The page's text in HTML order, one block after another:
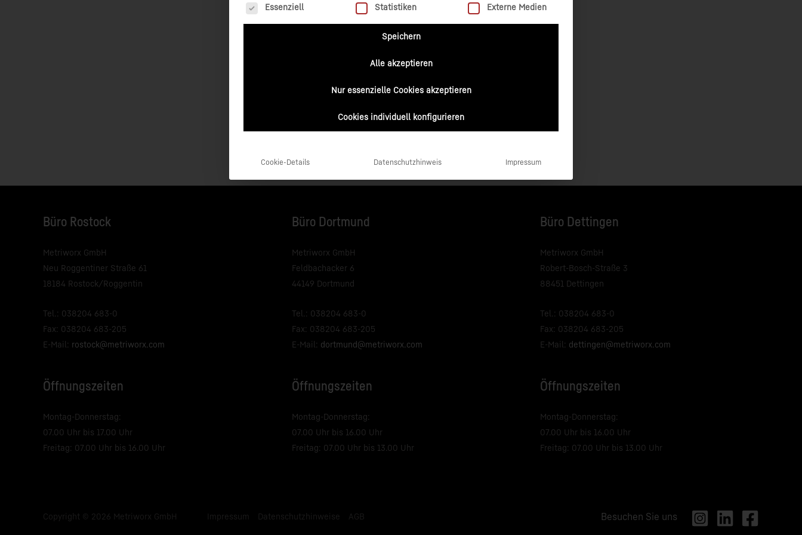
Büro Rostock
Metriworx GmbH
Neu Roggentiner Straße 61
18184 Rostock/Roggentin
Tel.: 038204 683-0
Fax: 038204 683-205
E-Mail: rostock@metriworx.com
Öffnungszeiten
Montag-Donnerstag:
07.00 Uhr bis 17.00 Uhr
Freitag: 07.00 Uhr bis 16.00 Uhr
Büro Dortmund
Metriworx GmbH
Feldbachacker 6
44149 Dortmund
Tel.: 038204 683-0
Fax: 038204 683-205
E-Mail: dortmund@metriworx.com
Öffnungszeiten
Montag-Donnerstag:
07.00 Uhr bis 16.00 Uhr
Freitag: 07.00 Uhr bis 13.00 Uhr
Büro Dettingen
Metriworx GmbH
Robert-Bosch-Straße 3
88451 Dettingen
Tel.: 038204 683-0
Fax: 038204 683-205
E-Mail: dettingen@metriworx.com
Öffnungszeiten
Montag-Donnerstag:
07.00 Uhr bis 16.00 Uhr
Freitag: 07.00 Uhr bis 13.00 Uhr
Copyright © 2026 Metriworx GmbH Impressum Datenschutzhinweise AGB Besuchen Sie uns
Es folgt eine Liste der Service-Gruppen, für die eine Einwilligung erteilt werden kann. Die erste Service-Gruppe ist essenziell
Essenziell Statistiken Externe Medien
Speichern
Alle akzeptieren
Nur essenzielle Cookies akzeptieren
Cookies individuell konfigurieren
Cookie-Details Datenschutzhinweis Impressum